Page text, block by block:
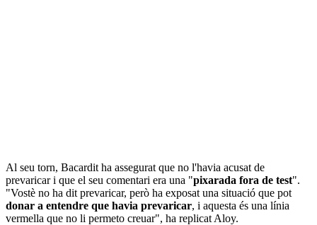
Al seu torn, Bacardit ha assegurat que no l'havia acusat de
prevaricar i que el seu comentari era una "pixarada fora de test".
"Vostè no ha dit prevaricar, però ha exposat una situació que pot
donar a entendre que havia prevaricar, i aquesta és una línia
vermella que no li permeto creuar", ha replicat Aloy.